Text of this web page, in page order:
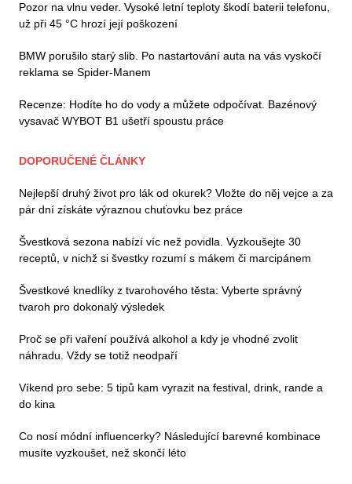
Pozor na vlnu veder. Vysoké letní teploty škodí baterii telefonu,
už při 45 °C hrozí její poškození
BMW porušilo starý slib. Po nastartování auta na vás vyskočí
reklama se Spider-Manem
Recenze: Hodíte ho do vody a můžete odpočívat. Bazénový
vysavač WYBOT B1 ušetří spoustu práce
DOPORUČENÉ ČLÁNKY
Nejlepší druhý život pro lák od okurek? Vložte do něj vejce a za
pár dní získáte výraznou chuťovku bez práce
Švestková sezona nabízí víc než povidla. Vyzkoušejte 30
receptů, v nichž si švestky rozumí s mákem či marcipánem
Švestkové knedlíky z tvarohového těsta: Vyberte správný
tvaroh pro dokonalý výsledek
Proč se při vaření používá alkohol a kdy je vhodné zvolit
náhradu. Vždy se totiž neodpaří
Víkend pro sebe: 5 tipů kam vyrazit na festival, drink, rande a
do kina
Co nosí módní influencerky? Následující barevné kombinace
musíte vyzkoušet, než skončí léto